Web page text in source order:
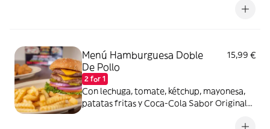
Menú Hamburguesa Doble
De Pollo
2 for 1
15,99 €
Con lechuga, tomate, kétchup, mayonesa,
patatas fritas y Coca-Cola Sabor Original